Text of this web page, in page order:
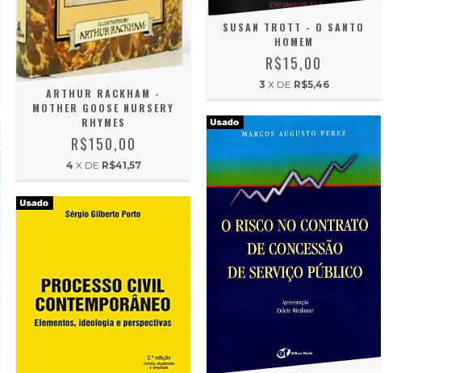
ARTHUR RACKHAM -
MOTHER GOOSE NURSERY
RHYMES
R$150,00
4 X DE R$41,57
SUSAN TROTT - O SANTO
HOMEM
R$15,00
3 X DE R$5,46